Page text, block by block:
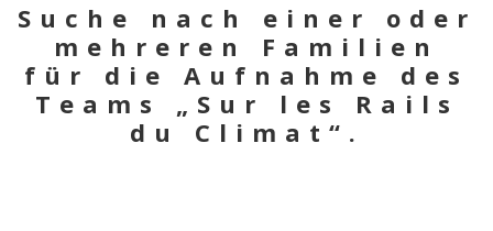
Suche nach einer oder
mehreren Familien
für die Aufnahme des
Teams „Sur les Rails
du Climat“.